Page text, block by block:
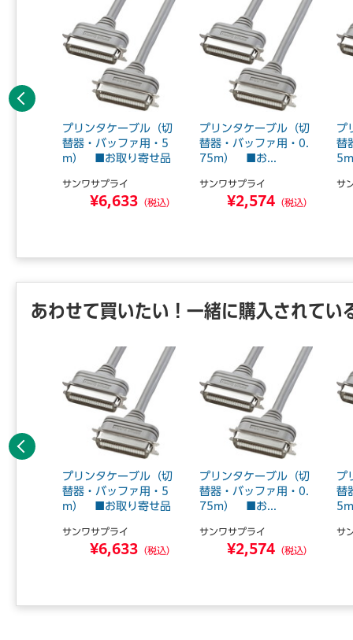
プリンタケーブル（切
替器・バッファ用・5
m） ■お取り寄せ品
サンワサプライ
¥6,633 （税込）
プリンタケーブル（切
替器・バッファ用・0.
75m） ■お...
サンワサプライ
¥2,574 （税込）
プ
替
サ
前へ
あわせて買いたい！一緒に購入されてい
プリンタケーブル（切
替器・バッファ用・5
m） ■お取り寄せ品
サンワサプライ
¥6,633 （税込）
プリンタケーブル（切
替器・バッファ用・0.
75m） ■お...
サンワサプライ
¥2,574 （税込）
プ
替
サ
前へ